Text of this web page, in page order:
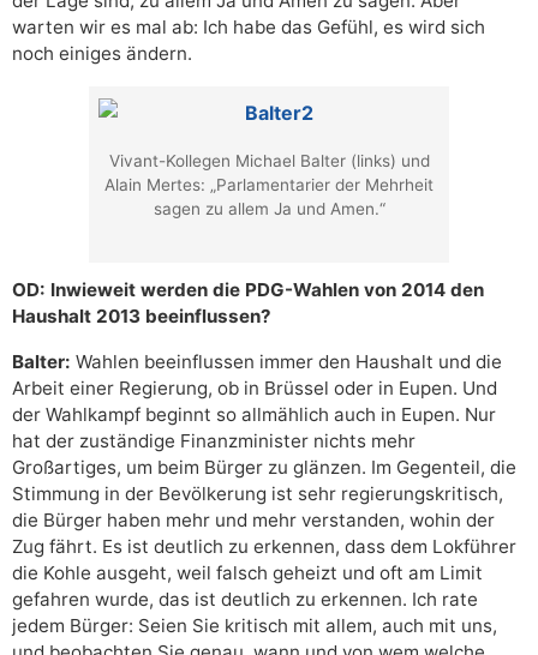
warten wir es mal ab: Ich habe das Gefühl, es wird sich
noch einiges ändern.
Vivant-Kollegen Michael Balter (links) und
Alain Mertes: „Parlamentarier der Mehrheit
sagen zu allem Ja und Amen.“
OD: Inwieweit werden die PDG-Wahlen von 2014 den
Haushalt 2013 beeinflussen?
Balter: Wahlen beeinflussen immer den Haushalt und die
Arbeit einer Regierung, ob in Brüssel oder in Eupen. Und
der Wahlkampf beginnt so allmählich auch in Eupen. Nur
hat der zuständige Finanzminister nichts mehr
Großartiges, um beim Bürger zu glänzen. Im Gegenteil, die
Stimmung in der Bevölkerung ist sehr regierungskritisch,
die Bürger haben mehr und mehr verstanden, wohin der
Zug fährt. Es ist deutlich zu erkennen, dass dem Lokführer
die Kohle ausgeht, weil falsch geheizt und oft am Limit
gefahren wurde, das ist deutlich zu erkennen. Ich rate
jedem Bürger: Seien Sie kritisch mit allem, auch mit uns,